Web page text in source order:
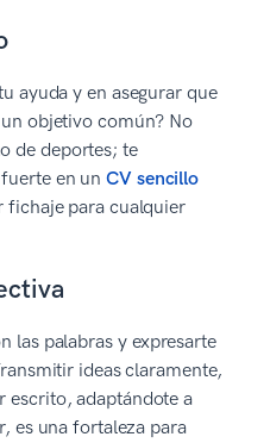
ayuda y en asegurar que
objetivo común? No
de deportes; te
fuerte en unCV sencillo
fichaje para cualquier
las palabras y expresarte
ideas claramente,
escrito, adaptándote a
es una fortaleza para